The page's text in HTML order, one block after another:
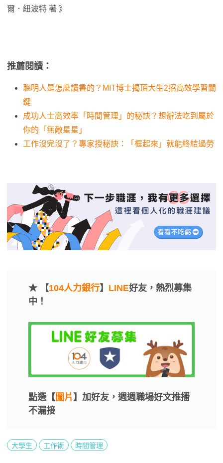
爾．紐波特 著 》
推薦閱讀：
聰明人是怎麼讀書的？MIT博士揭頂大生2招高效學習關
鍵
成功人士高效率「時間管理」的秘訣？想辦法吃到屬於
你的「無敵星星」
工作沒完沒了？專家授秘訣：「框起來」就能終結過勞
★ 【104人力銀行】 LINE好友，熱烈募集
中！
點選【 圖片 】加好友，週週職場好文推播
不漏接
大學生 工作術 時間管理